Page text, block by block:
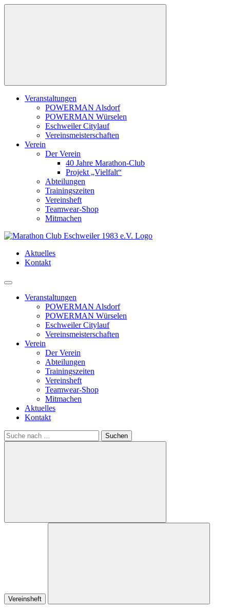
Zum
Veranstaltungen
POWERMAN Alsdorf
POWERMAN Würselen
Eschweiler Citylauf
Vereinsmeisterschaften
Verein
Der Verein
40 Jahre Marathon-Club
Projekt „Vielfalt“
Abteilungen
Trainingszeiten
Vereinsheft
Teamwear-Shop
Mitmachen
Aktuelles
Kontakt
Menü
Veranstaltungen
POWERMAN Alsdorf
POWERMAN Würselen
Eschweiler Citylauf
Vereinsmeisterschaften
Verein
Der Verein
Abteilungen
Trainingszeiten
Vereinsheft
Teamwear-Shop
Mitmachen
Aktuelles
Kontakt
Search
for:
Vereinsheft